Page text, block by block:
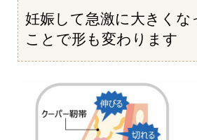
妊娠して急激に大きくな
ことで形も変わります